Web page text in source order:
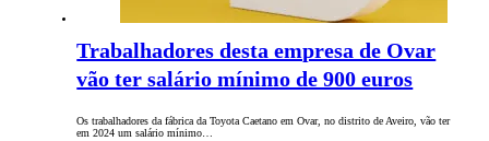
Trabalhadores desta empresa de Ovar
vão ter salário mínimo de 900 euros
Os trabalhadores da fábrica da Toyota Caetano em Ovar, no distrito de Aveiro, vão ter
em 2024 um salário mínimo…